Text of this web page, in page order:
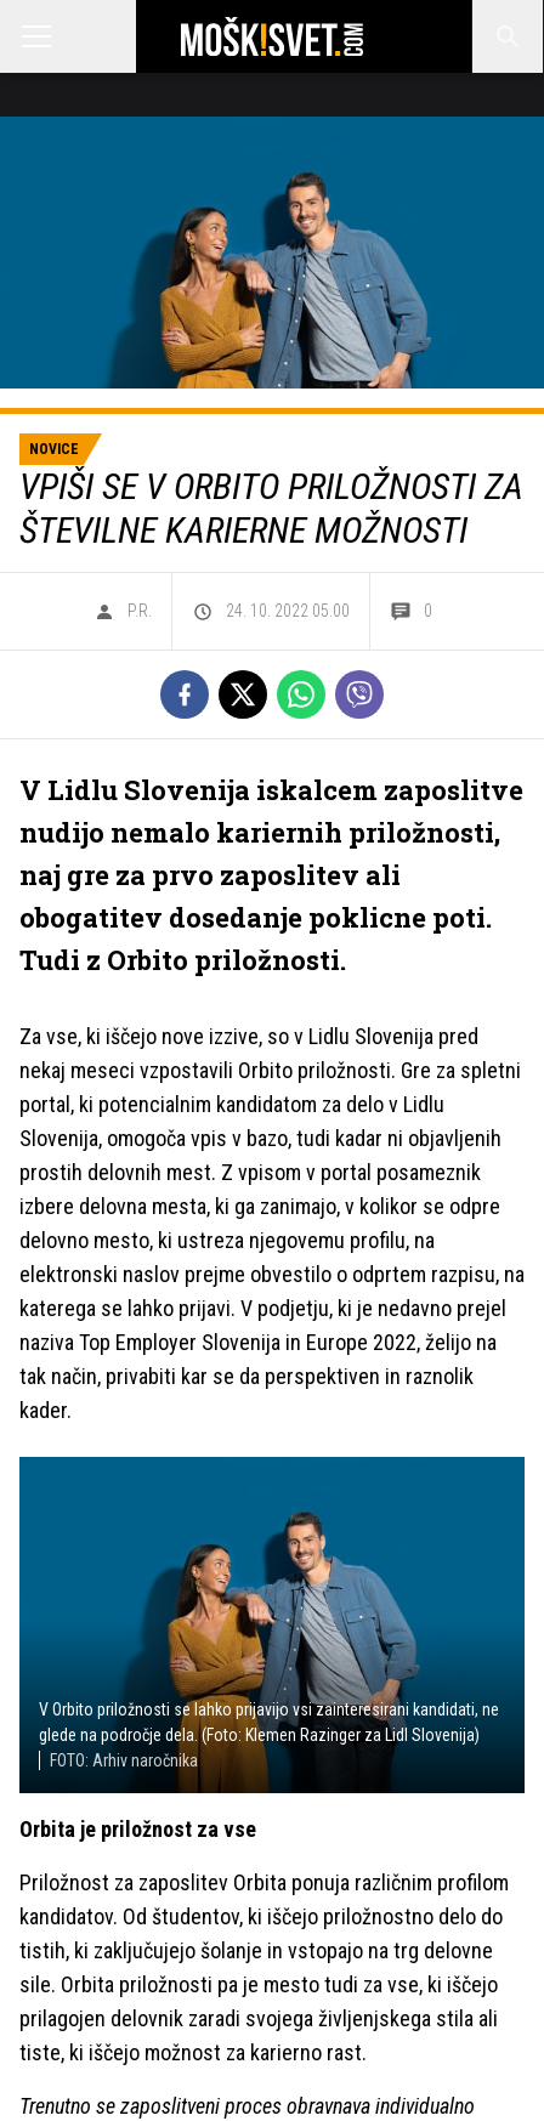
NOVICE
VPIŠI SE V ORBITO PRILOŽNOSTI ZA
ŠTEVILNE KARIERNE MOŽNOSTI
P.R. 24. 10. 2022 05.00 0
V Lidlu Slovenija iskalcem zaposlitve
nudijo nemalo kariernih priložnosti,
naj gre za prvo zaposlitev ali
obogatitev dosedanje poklicne poti.
Tudi z Orbito priložnosti.
Za vse, ki iščejo nove izzive, so v Lidlu Slovenija pred
nekaj meseci vzpostavili Orbito priložnosti. Gre za spletni
portal, ki potencialnim kandidatom za delo v Lidlu
Slovenija, omogoča vpis v bazo, tudi kadar ni objavljenih
prostih delovnih mest. Z vpisom v portal posameznik
izbere delovna mesta, ki ga zanimajo, v kolikor se odpre
delovno mesto, ki ustreza njegovemu profilu, na
elektronski naslov prejme obvestilo o odprtem razpisu, na
katerega se lahko prijavi. V podjetju, ki je nedavno prejel
naziva Top Employer Slovenija in Europe 2022, želijo na
tak način, privabiti kar se da perspektiven in raznolik
kader.
V Orbito priložnosti se lahko prijavijo vsi zainteresirani kandidati, ne
glede na področje dela. (Foto: Klemen Razinger za Lidl Slovenija)
FOTO: Arhiv naročnika
Orbita je priložnost za vse
Priložnost za zaposlitev Orbita ponuja različnim profilom
kandidatov. Od študentov, ki iščejo priložnostno delo do
tistih, ki zaključujejo šolanje in vstopajo na trg delovne
sile. Orbita priložnosti pa je mesto tudi za vse, ki iščejo
prilagojen delovnik zaradi svojega življenjskega stila ali
tiste, ki iščejo možnost za karierno rast.
Trenutno se zaposlitveni proces obravnava individualno